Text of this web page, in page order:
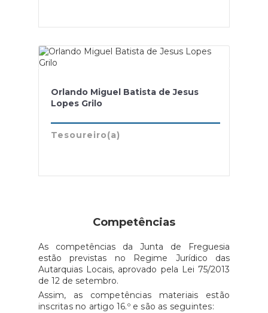
Orlando Miguel Batista de Jesus
Lopes Grilo
Tesoureiro(a)
Competências
As competências da Junta de Freguesia
estão previstas no Regime Jurídico das
Autarquias Locais, aprovado pela Lei 75/2013
de 12 de setembro.
Assim, as competências materiais estão
inscritas no artigo 16.º e são as seguintes: